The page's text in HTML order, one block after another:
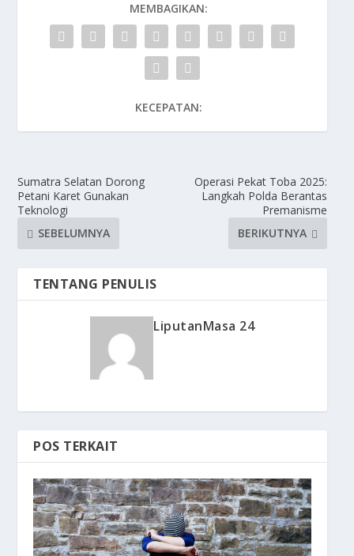
MEMBAGIKAN:
KECEPATAN:
Sumatra Selatan Dorong
Petani Karet Gunakan
Teknologi
SEBELUMNYA
Operasi Pekat Toba 2025:
Langkah Polda Berantas
Premanisme
BERIKUTNYA
TENTANG PENULIS
LiputanMasa 24
POS TERKAIT